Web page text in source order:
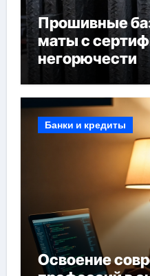
Прошивные
маты с
негорючести
Банки и кредиты
Освоение